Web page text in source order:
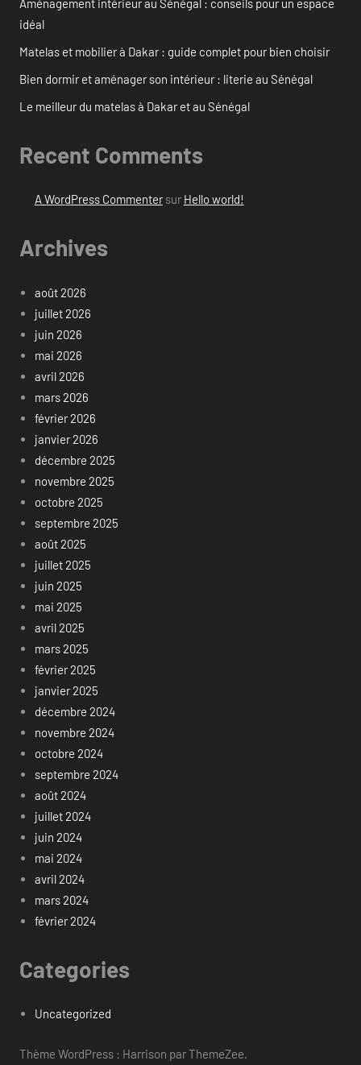
Aménagement intérieur au Sénégal : conseils pour un espace
idéal
Matelas et mobilier à Dakar : guide complet pour bien choisir
Bien dormir et aménager son intérieur : literie au Sénégal
Le meilleur du matelas à Dakar et au Sénégal
Recent Comments
A WordPress Commentersur Hello world!
Archives
août 2026
juillet 2026
juin 2026
mai 2026
avril 2026
mars 2026
février 2026
janvier 2026
décembre 2025
novembre 2025
octobre 2025
septembre 2025
août 2025
juillet 2025
juin 2025
mai 2025
avril 2025
mars 2025
février 2025
janvier 2025
décembre 2024
novembre 2024
octobre 2024
septembre 2024
août 2024
juillet 2024
juin 2024
mai 2024
avril 2024
mars 2024
février 2024
Categories
Uncategorized
Thème WordPress : Harrison par ThemeZee.